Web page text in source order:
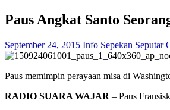
Paus Angkat Santo
September 24, 2015 Info Sepekan Seputar
Paus memimpin perayaan misa di
RADIO SUARA WAJAR – Paus